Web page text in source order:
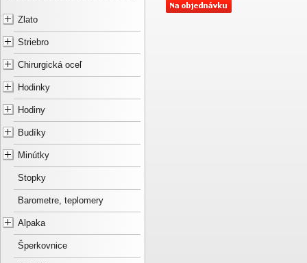
Zlato
Striebro
Chirurgická oceľ
Hodinky
Hodiny
Budíky
Minútky
Stopky
Barometre, teplomery
Alpaka
Šperkovnice